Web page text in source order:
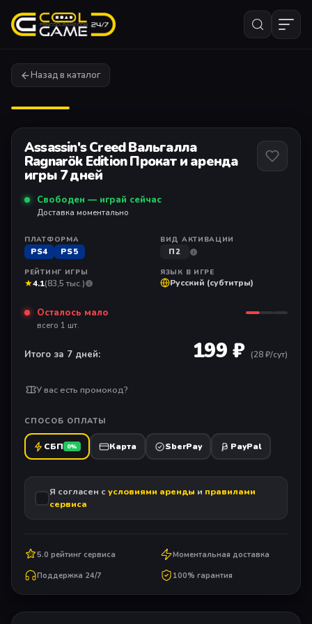
Назад в каталог
Assassin's Creed Вальгалла
Ragnarök Edition Прокат и аренда
игры 7 дней
Свободен — играй сейчас
Доставка моментально
ПЛАТФОРМА
PS4 PS5
ВИД АКТИВАЦИИ
П2
РЕЙТИНГ ИГРЫ
★4.1(83,5 тыс.)
ЯЗЫК В ИГРЕ
Русский (субтитры)
Осталось мало
всего 1 шт.
Итого за 7 дней: 199 ₽ (28₽/сут)
У вас есть промокод?
СПОСОБ ОПЛАТЫ
СБП 0% Карта SberPay PayPal
Я согласен с условиями аренды и правилами
сервиса
5.0 рейтинг сервиса
Моментальная доставка
Поддержка 24/7
100% гарантия